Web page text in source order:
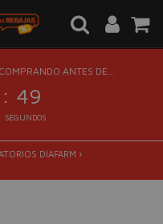
COMPRANDO ANTES DE...
: 48
SEGUNDOS
DIAFARM ›